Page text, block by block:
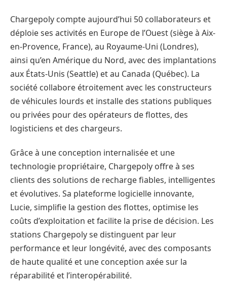
Chargepoly compte aujourd’hui 50 collaborateurs et
déploie ses activités en Europe de l’Ouest (siège à Aix-
en-Provence, France), au Royaume-Uni (Londres),
ainsi qu’en Amérique du Nord, avec des implantations
aux États-Unis (Seattle) et au Canada (Québec). La
société collabore étroitement avec les constructeurs
de véhicules lourds et installe des stations publiques
ou privées pour des opérateurs de flottes, des
logisticiens et des chargeurs.
Grâce à une conception internalisée et une
technologie propriétaire, Chargepoly offre à ses
clients des solutions de recharge fiables, intelligentes
et évolutives. Sa plateforme logicielle innovante,
Lucie, simplifie la gestion des flottes, optimise les
coûts d’exploitation et facilite la prise de décision. Les
stations Chargepoly se distinguent par leur
performance et leur longévité, avec des composants
de haute qualité et une conception axée sur la
réparabilité et l’interopérabilité.